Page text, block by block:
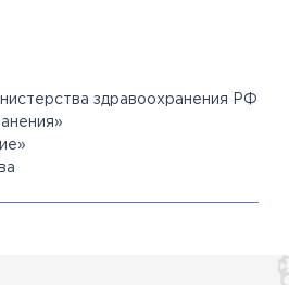
здравоохранения РФ